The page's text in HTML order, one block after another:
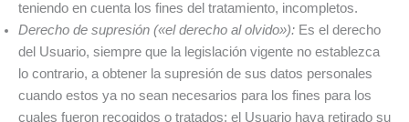
teniendo en cuenta los fines del tratamiento, incompletos.
Derecho de supresión («el derecho al olvido»): Es el derecho
del Usuario, siempre que la legislación vigente no establezca
lo contrario, a obtener la supresión de sus datos personales
cuando estos ya no sean necesarios para los fines para los
cuales fueron recogidos o tratados; el Usuario haya retirado su